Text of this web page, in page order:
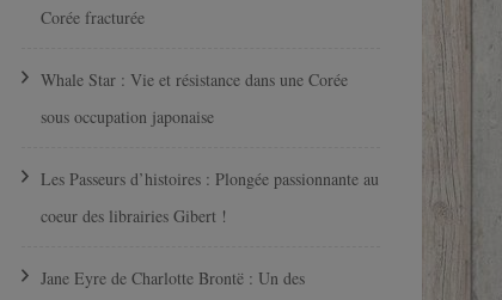
Corée fracturée
Whale Star : Vie et résistance dans une Corée
sous occupation japonaise
Les Passeurs d’histoires : Plongée passionnante au
coeur des librairies Gibert !
Jane Eyre de Charlotte Brontë : Un des